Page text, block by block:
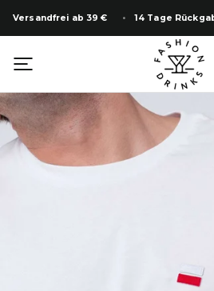
Inhalt
springen
Versandfrei ab 39 € 14 Tage